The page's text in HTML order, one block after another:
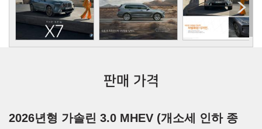
판매 가격
2026년형 가솔린 3.0 MHEV (개소세 인하 종